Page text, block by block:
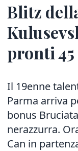
Blitz
pronti
Il 19enne
Parma arriva
bonus
nerazzurra.
Can in